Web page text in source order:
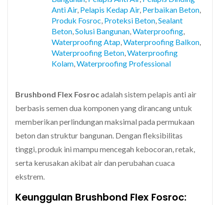
Anti Air, Pelapis Kedap Air, Perbaikan Beton,
Produk Fosroc, Proteksi Beton,Sealant
Beton,Solusi Bangunan,Waterproofing,
Waterproofing Atap,Waterproofing Balkon,
Waterproofing Beton,Waterproofing
Kolam,Waterproofing Professional
Brushbond Flex Fosrocadalah sistem pelapis anti air
berbasis semen dua komponen yang dirancang untuk
memberikan perlindungan maksimal pada permukaan
beton dan struktur bangunan. Dengan fleksibilitas
tinggi, produk ini mampu mencegah kebocoran, retak,
serta kerusakan akibat air dan perubahan cuaca
ekstrem.
Keunggulan Brushbond Flex Fosroc: